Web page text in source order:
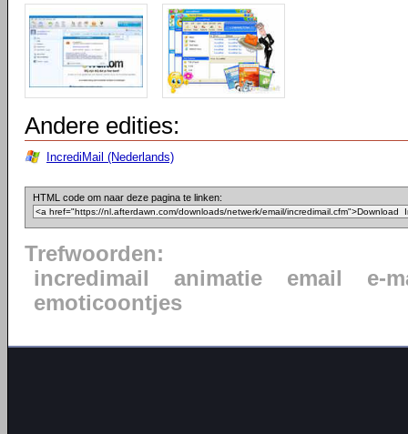
Andere edities:
IncrediMail (Nederlands)
HTML code om naar deze pagina te linken:
Trefwoorden:
incredimail
animatie email
e-
emoticoontjes